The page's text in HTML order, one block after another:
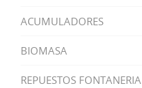
ACUMULADORES
BIOMASA
REPUESTOS FONTANERIA